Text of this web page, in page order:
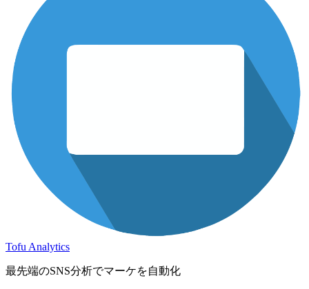
Tofu Analytics
最先端のSNS分析でマーケを自動化